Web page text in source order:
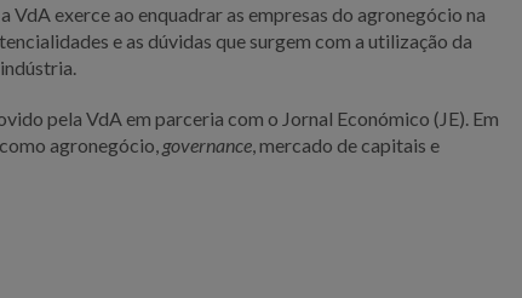
VdA exerce ao enquadrar as empresas do agronegócio na
e as dúvidas que surgem com a utilização da
pela VdA em parceria com o Jornal Económico (JE). Em
agronegócio, governance , mercado de capitais e